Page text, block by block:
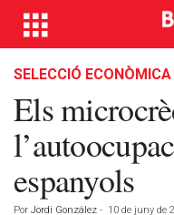
SELECCIÓ ECONÒMICA
Els
espanyols
Por Jordi González - 10 de juny de